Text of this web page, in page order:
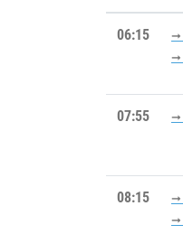
06:15
07:55
08:15